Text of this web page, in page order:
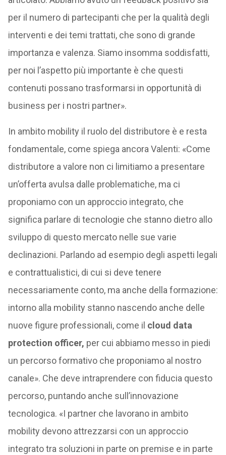
per il numero di partecipanti che per la qualità degli
interventi e dei temi trattati, che sono di grande
importanza e valenza. Siamo insomma soddisfatti,
per noi l’aspetto più importante è che questi
contenuti possano trasformarsi in opportunità di
business per i nostri partner».
In ambito mobility il ruolo del distributore è e resta
fondamentale, come spiega ancora Valenti: «Come
distributore a valore non ci limitiamo a presentare
un’offerta avulsa dalle problematiche, ma ci
proponiamo con un approccio integrato, che
significa parlare di tecnologie che stanno dietro allo
sviluppo di questo mercato nelle sue varie
declinazioni. Parlando ad esempio degli aspetti legali
e contrattualistici, di cui si deve tenere
necessariamente conto, ma anche della formazione:
intorno alla mobility stanno nascendo anche delle
nuove figure professionali, come il cloud data
protection officer, per cui abbiamo messo in piedi
un percorso formativo che proponiamo al nostro
canale». Che deve intraprendere con fiducia questo
percorso, puntando anche sull’innovazione
tecnologica. «I partner che lavorano in ambito
mobility devono attrezzarsi con un approccio
integrato tra soluzioni in parte on premise e in parte